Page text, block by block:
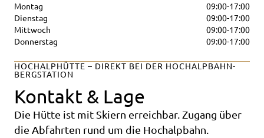
Montag
09:00-17:00
Dienstag
09:00-17:00
Mittwoch
09:00-17:00
Donnerstag
09:00-17:00
HOCHALPHÜTTE – DIREKT BEI DER HOCHALPBAHN-
BERGSTATION
Kontakt & Lage
Die Hütte ist mit Skiern erreichbar. Zugang über
die Abfahrten rund um die Hochalpbahn.